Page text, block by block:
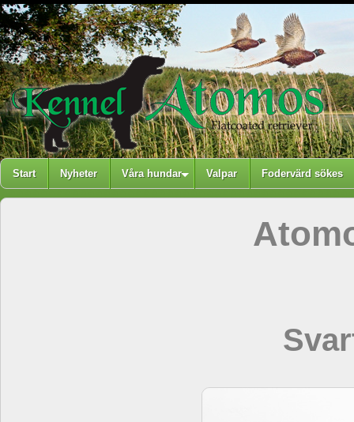
Start Nyheter Våra hundar Valpar Fodervärd sökes